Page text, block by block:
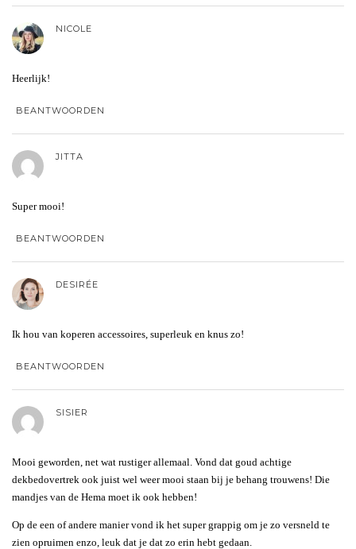
NICOLE
Heerlijk!
BEANTWOORDEN
JITTA
Super mooi!
BEANTWOORDEN
DESIRÉE
Ik hou van koperen accessoires, superleuk en knus zo!
BEANTWOORDEN
SISIER
Mooi geworden, net wat rustiger allemaal. Vond dat goud achtige
dekbedovertrek ook juist wel weer mooi staan bij je behang trouwens! Die
mandjes van de Hema moet ik ook hebben!
Op de een of andere manier vond ik het super grappig om je zo versneld te
zien opruimen enzo, leuk dat je dat zo erin hebt gedaan.